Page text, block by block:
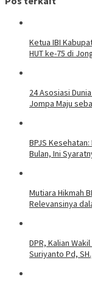
Ketua IBI
HUT ke-75 di
24 Asosiasi
Jompa Maju
BPJS
Bulan, Ini
Mutiara Hikmah
Relevansinya
DPR, Kalian
Suriyanto Pd,